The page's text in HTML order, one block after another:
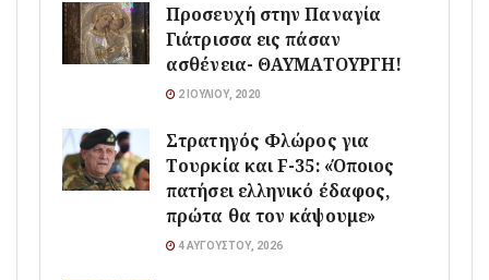
Προσευχή στην Παναγία
Γιάτρισσα εις πάσαν
ασθένεια- ΘΑΥΜΑΤΟΥΡΓΗ!
2 ΙΟΥΛΊΟΥ, 2020
Στρατηγός Φλώρος για
Τουρκία και F-35: «Όποιος
πατήσει ελληνικό έδαφος,
πρώτα θα τον κάψουμε»
4 ΑΥΓΟΎΣΤΟΥ, 2026